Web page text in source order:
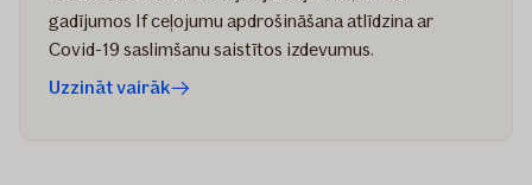
gadījumos If ceļojumu apdrošināšana atlīdzina ar
Covid-19 saslimšanu saistītos izdevumus.
Uzzināt vairāk